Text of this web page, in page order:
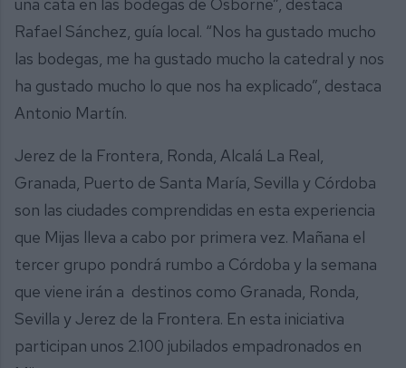
Rafael Sánchez, guía local. “Nos ha gustado mucho
las bodegas, me ha gustado mucho la catedral y nos
ha gustado mucho lo que nos ha explicado”, destaca
Antonio Martín.
Jerez de la Frontera, Ronda, Alcalá La Real,
Granada, Puerto de Santa María, Sevilla y Córdoba
son las ciudades comprendidas en esta experiencia
que Mijas lleva a cabo por primera vez. Mañana el
tercer grupo pondrá rumbo a Córdoba y la semana
que viene irán a destinos como Granada, Ronda,
Sevilla y Jerez de la Frontera. En esta iniciativa
participan unos 2.100 jubilados empadronados en